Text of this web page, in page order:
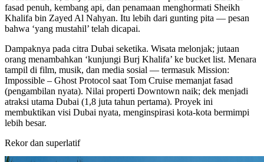
fasad penuh, kembang api, dan penamaan menghormati Sheikh
Khalifa bin Zayed Al Nahyan. Itu lebih dari gunting pita — pesan
bahwa ‘yang mustahil’ telah dicapai.
Dampaknya pada citra Dubai seketika. Wisata melonjak; jutaan
orang menambahkan ‘kunjungi Burj Khalifa’ ke bucket list. Menara
tampil di film, musik, dan media sosial — termasuk Mission:
Impossible – Ghost Protocol saat Tom Cruise memanjat fasad
(pengambilan nyata). Nilai properti Downtown naik; dek menjadi
atraksi utama Dubai (1,8 juta tahun pertama). Proyek ini
membuktikan visi Dubai nyata, menginspirasi kota-kota bermimpi
lebih besar.
Rekor dan superlatif